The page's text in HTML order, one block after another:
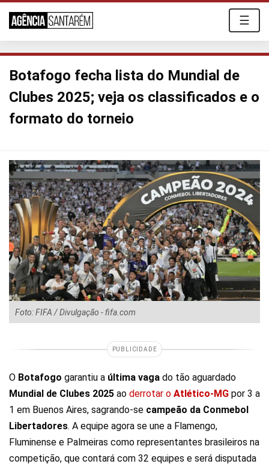
☰
Botafogo fecha lista do Mundial de
Clubes 2025; veja os classificados e o
formato do torneio
Foto: FIFA / Divulgação - fifa.com
PUBLICIDADE
O Botafogo garantiu a última vaga do tão aguardado
Mundial de Clubes 2025 ao derrotar o Atlético-MG por 3 a
1 em Buenos Aires, sagrando-se campeão da Conmebol
Libertadores. A equipe agora se une a Flamengo,
Fluminense e Palmeiras como representantes brasileiros na
competição, que contará com 32 equipes e será disputada